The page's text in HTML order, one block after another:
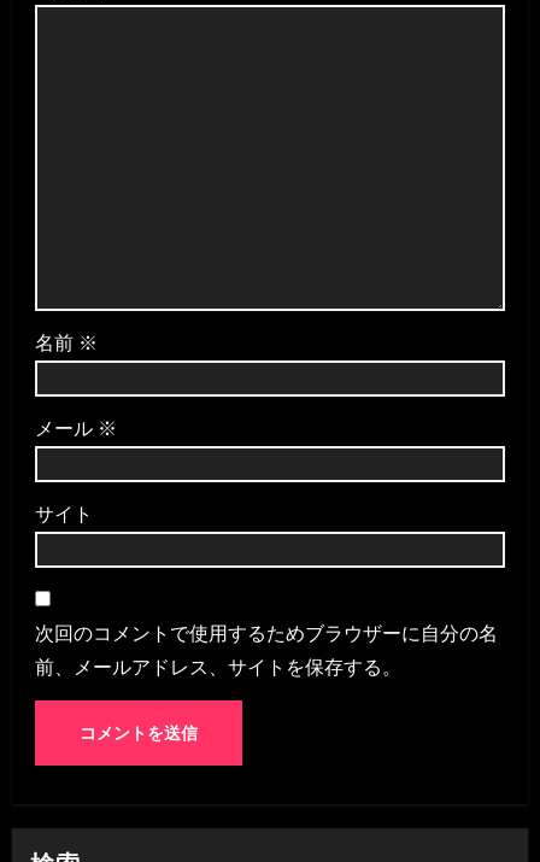
名前 ※
メール ※
サイト
次回のコメントで使用するためブラウザーに自分の名
前、メールアドレス、サイトを保存する。